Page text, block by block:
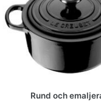
Rund och